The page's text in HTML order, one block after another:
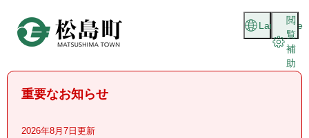
頭
閲
覧
補
助
Language
重要なお知らせ
2026年8月7日更新